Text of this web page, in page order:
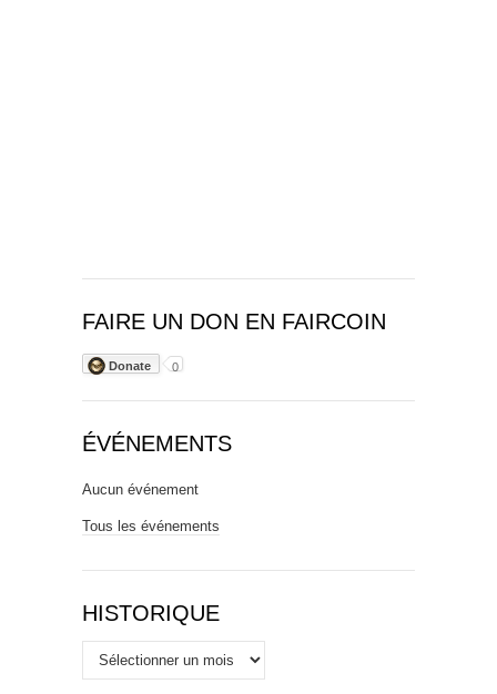
FAIRE UN DON EN FAIRCOIN
Donate 0
ÉVÉNEMENTS
Aucun événement
Tous les événements
HISTORIQUE
Historique